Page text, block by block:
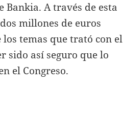
Bankia. A través de esta
millones de euros
los temas que trató con el
sido así seguro que lo
el Congreso.